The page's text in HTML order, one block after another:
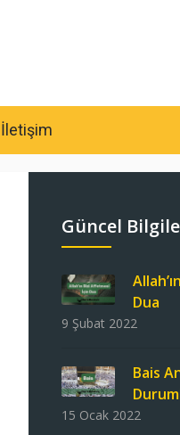
İletişim
Güncel
Dua
9 Şubat 2022
Bais
15 Ocak 2022